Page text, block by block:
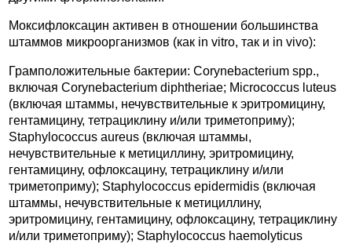
Моксифлоксацин активен в отношении большинства
штаммов микроорганизмов (как in vitro, так и in vivo):
Грамположительные бактерии: Corynebacterium spp.,
включая Corynebacterium diphtheriae; Micrococcus luteus
(включая штаммы, нечувствительные к эритромицину,
гентамицину, тетрациклину и/или триметоприму);
Staphylococcus aureus (включая штаммы,
нечувствительные к метициллину, эритромицину,
гентамицину, офлоксацину, тетрациклину и/или
триметоприму); Staphylococcus epidermidis (включая
штаммы, нечувствительные к метициллину,
эритромицину, гентамицину, офлоксацину, тетрациклину
и/или триметоприму); Staphylococcus haemolyticus